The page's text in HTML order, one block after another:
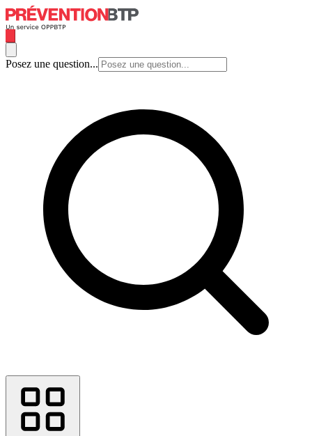
Posez une question...